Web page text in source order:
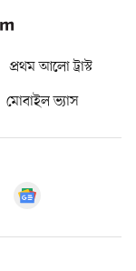
প্রথম আলো ট্রাস্ট
মোবাইল ভ্যাস